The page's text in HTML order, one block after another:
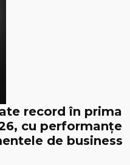
record în prima
cu performanțe
de business